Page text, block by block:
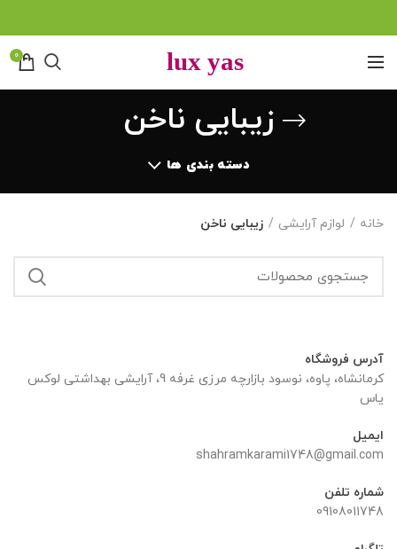
0
زیبایی ناخن
دسته بندی ها
خانه لوازم آرایشی زیبایی ناخن
آدرس فروشگاه
کرمانشاه، پاوه، نوسود بازارچه مرزی غرفه 9، آرایشی بهداشتی لوکس
یاس
ایمیل
shahramkarami1748@gmail.com
شماره تلفن
09108011748